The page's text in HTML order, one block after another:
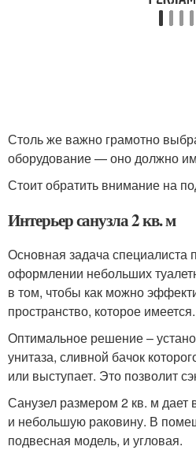
Столь же важно грамотно
оборудование — оно должно
Стоит обратить внимание на
Интерьер санузла 2 кв. м
Основная задача специалиста
оформлении небольших
в том, чтобы как можно
пространство, которое имеется.
Оптимальное решение –
унитаза, сливной бачок
или выступает. Это позволит
Санузел размером 2 кв. м дает
и небольшую раковину. В
подвесная модель, и угловая.